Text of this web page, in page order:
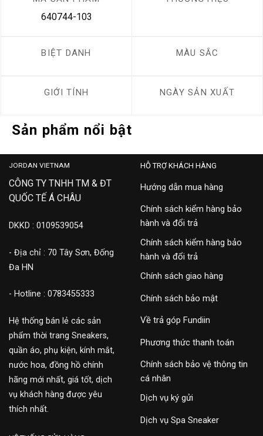
640744-103
BIỆT DANH MÀU SẮC
GIỚI TÍNH NGÀY SẢN XUẤT
Sản phẩm nổi bật
JORDAN VIETNAM
CÔNG TY TNHH TM & ĐT
QUỐC TẾ Á CHÂU
DKKD : 0109539054
- Địa chỉ : 70 Tây Sơn, Đống
Đa HN
- Hotline : 0783455333
Hệ thống bán lẻ các sản
phẩm thời trang Sneakers,
quần áo, phụ kiện, kính mắt,
nước hoa, đồng hồ chính
hãng mới nhất, giá tốt, dịch
vụ khách hàng được yêu
thích nhất.
HỖ TRỢ KHÁCH HÀNG
Hướng dẫn mua hàng
Chính sách kiểm hàng bảo
hành và đổi trả
Chính sách kiểm hàng bảo
hành và đổi trả
Chính sách giao hàng
Chính sách bảo mật
Về trả góp Fundiin
Phương thức thanh toán
Chính sách bảo vệ thông tin
cá nhân
Dịch vụ ký gửi
Dịch vụ Spa Sneaker